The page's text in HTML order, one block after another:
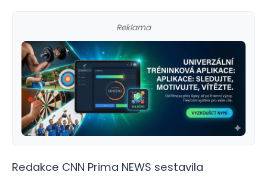
Reklama
Redakce CNN Prima NEWS sestavila